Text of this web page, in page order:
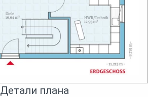
Детали плана